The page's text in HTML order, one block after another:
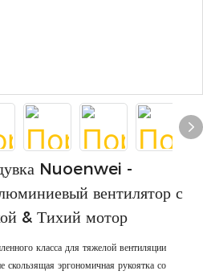
Nuoenwei -
вентилятор с
& Тихий мотор
класса для тяжелой вентиляции
эргономичная рукоятка со